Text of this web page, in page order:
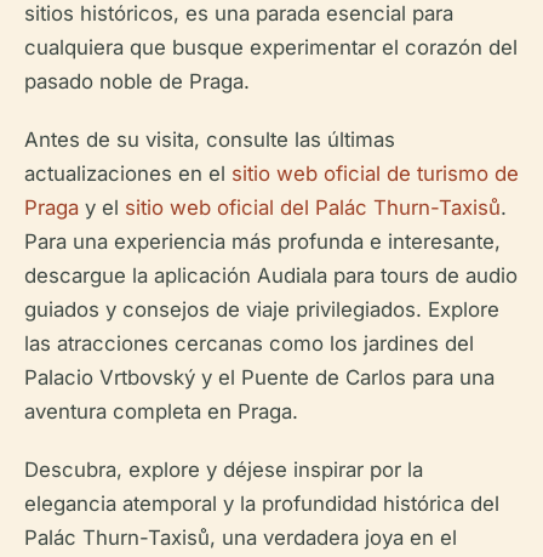
sitios históricos, es una parada esencial para
cualquiera que busque experimentar el corazón del
pasado noble de Praga.
Antes de su visita, consulte las últimas
actualizaciones en el sitio web oficial de turismo de
Praga y el sitio web oficial del Palác Thurn-Taxisů.
Para una experiencia más profunda e interesante,
descargue la aplicación Audiala para tours de audio
guiados y consejos de viaje privilegiados. Explore
las atracciones cercanas como los jardines del
Palacio Vrtbovský y el Puente de Carlos para una
aventura completa en Praga.
Descubra, explore y déjese inspirar por la
elegancia atemporal y la profundidad histórica del
Palác Thurn-Taxisů, una verdadera joya en el